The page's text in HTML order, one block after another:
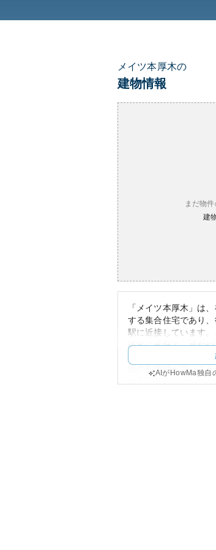
メイツ本厚木の
建物情報
まだ物件
建
「メイツ本厚木」は
する集合住宅であり
駅に近接しています
非常に良好で、通勤
辺環境としては、商
活の利便性が高いこ
AIがHowMa独自